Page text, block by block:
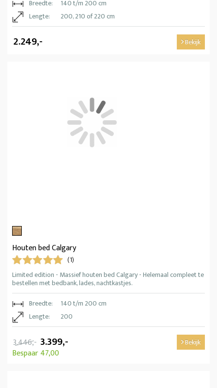
Breedte:
140 t/m 200 cm
Lengte:
200, 210 of 220 cm
2.249,- Bekijk
Houten bed Calgary
(1)
Limited edition - Massief houten bed Calgary - Helemaal compleet te
bestellen met bedbank, lades, nachtkastjes.
Breedte:
140 t/m 200 cm
Lengte:
200
3.446,- 3.399,-
Bespaar 47,00
Bekijk